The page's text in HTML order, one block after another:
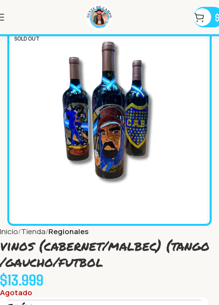
$
SOLD OUT
Inicio Tienda Regionales
vinos (cabernet/malbec) (tango
/gaucho/futbol
$13.999
Agotado